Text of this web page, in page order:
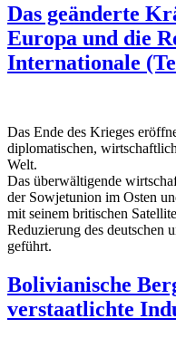
Das geänderte
Europa und die
Internationale
Das Ende des Krieges
diplomatischen,
Welt.
Das überwältigende
der Sowjetunion im Osten
mit seinem britischen
Reduzierung des deutschen
geführt.
Bolivianische
verstaatlichte